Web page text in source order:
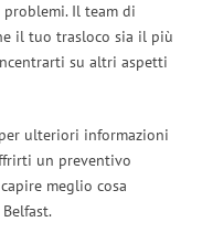
Il team di
il tuo trasloco sia il più
su altri aspetti
ulteriori informazioni
un preventivo
meglio cosa